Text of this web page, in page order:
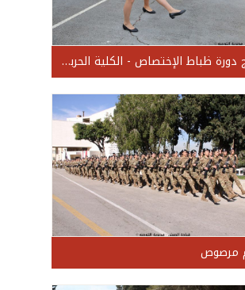
تخريج دورة ظباط الإختصاص - الكلية الحربية - العام 2017
مرصوص